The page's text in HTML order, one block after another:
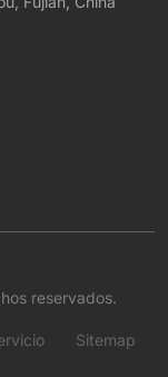
reservados.
Sitemap